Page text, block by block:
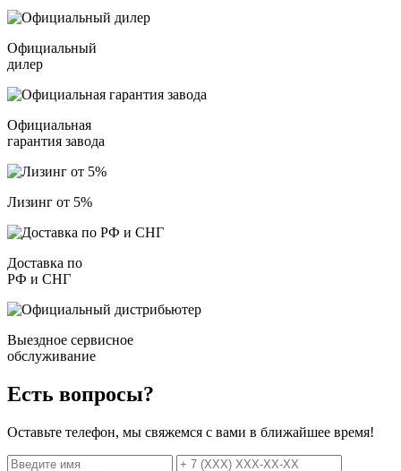
Официальный
дилер
Официальная
гарантия завода
Лизинг от 5%
Доставка по
РФ и СНГ
Выездное сервисное
обслуживание
Есть вопросы?
Оставьте телефон, мы свяжемся с вами в ближайшее время!